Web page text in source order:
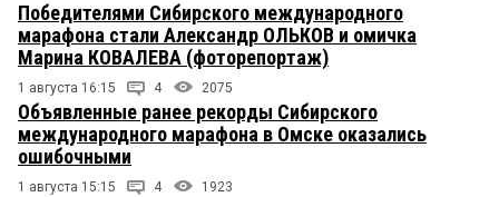
Победителями Сибирского международного
марафона стали Александр ОЛЬКОВ и омичка
Марина КОВАЛЕВА (фоторепортаж)
1 августа 16:15 4 2075
Объявленные ранее рекорды Сибирского
международного марафона в Омске оказались
ошибочными
1 августа 15:15 4 1923